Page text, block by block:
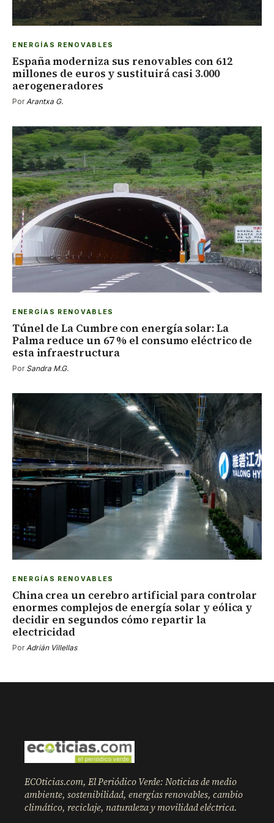
ENERGÍAS RENOVABLES
España moderniza sus renovables con 612
millones de euros y sustituirá casi 3.000
aerogeneradores
Por Arantxa G.
ENERGÍAS RENOVABLES
Túnel de La Cumbre con energía solar: La
Palma reduce un 67 % el consumo eléctrico de
esta infraestructura
Por Sandra M.G.
ENERGÍAS RENOVABLES
China crea un cerebro artificial para controlar
enormes complejos de energía solar y eólica y
decidir en segundos cómo repartir la
electricidad
Por Adrián Villellas
ECOticias.com, El Periódico Verde: Noticias de medio
ambiente, sostenibilidad, energías renovables, cambio
climático, reciclaje, naturaleza y movilidad eléctrica.